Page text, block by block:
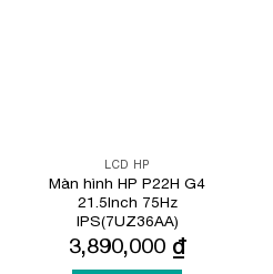
LCD HP
Màn hình HP P22H G4
21.5Inch 75Hz
IPS(7UZ36AA)
3,890,000 ₫